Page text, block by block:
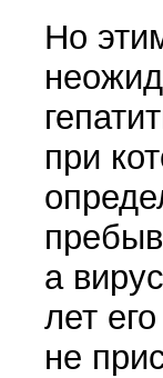
Но
при
а
лет
не